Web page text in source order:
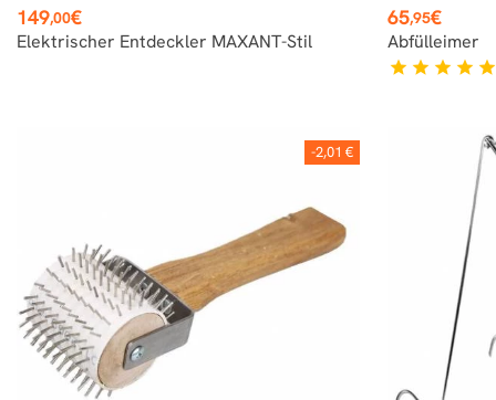
Preis
149,00€
Elektrischer Entdeckler MAXANT-Stil
Preis
65,95€
Abfülleimer
star star star star star
-2,01 €